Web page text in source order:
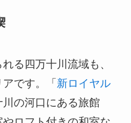
る四万十川流域も、
です。「 新ロイヤル
の河口にある旅館